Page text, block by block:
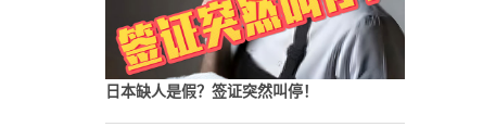
日本缺人是假？签证突然叫停！